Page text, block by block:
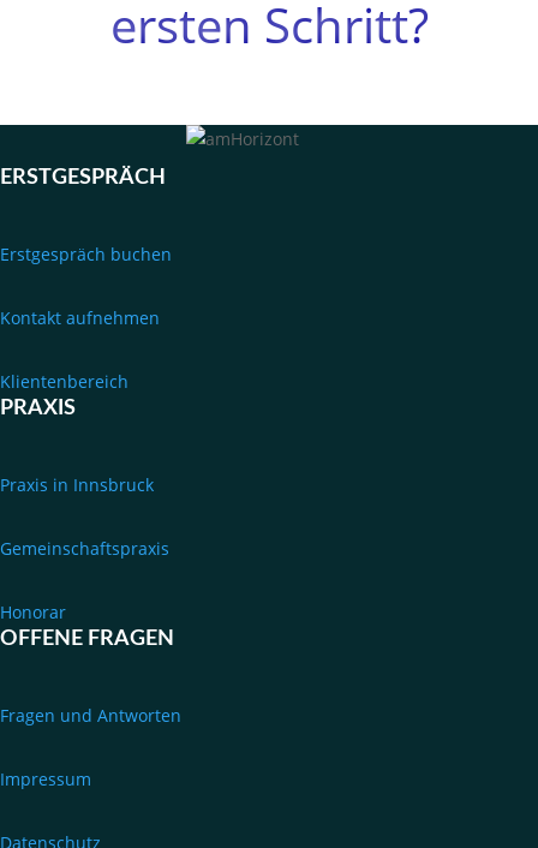
ersten Schritt?
ERSTGESPRÄCH
Erstgespräch buchen
Kontakt aufnehmen
Klientenbereich
PRAXIS
Praxis in Innsbruck
Gemeinschaftspraxis
Honorar
OFFENE FRAGEN
Fragen und Antworten
Impressum
Datenschutz